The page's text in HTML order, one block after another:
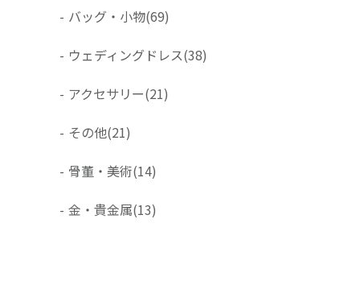
- バッグ・小物(69)
- ウェディングドレス(38)
- アクセサリー(21)
- その他(21)
- 骨董・美術(14)
- 金・貴金属(13)